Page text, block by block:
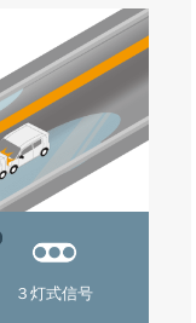
３灯式信号